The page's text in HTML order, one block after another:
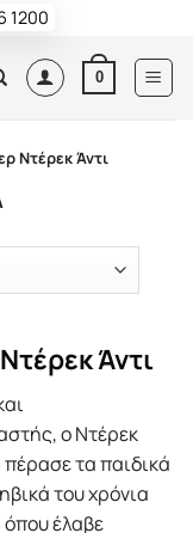
1200
0
Ντέρεκ Άντι
Άντι
ο Ντέρεκ
τα παιδικά
του χρόνια
όπου έλαβε